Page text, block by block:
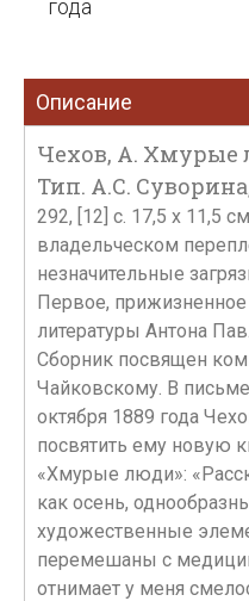
года
Описание
Чехов, А. Хмурые
Тип. А.С. Суворина,
292, [12] с. 17,5 х 11,5
владельческом
незначительные
Первое, прижизненное
литературы Антона
Сборник посвящен
Чайковскому. В
октября 1889 года
посвятить ему новую
«Хмурые люди»:
как осень,
художественные
перемешаны с
отнимает у меня